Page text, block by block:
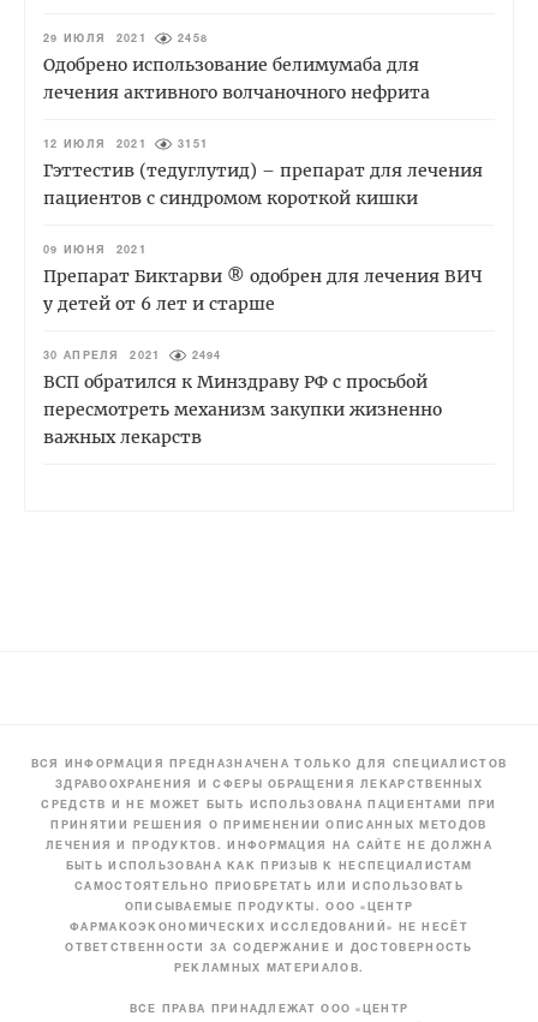
29 ИЮЛЯ 2021 2458
Одобрено использование белимумаба для
лечения активного волчаночного нефрита
12 ИЮЛЯ 2021 3151
Гэттестив (тедуглутид) – препарат для лечения
пациентов с синдромом короткой кишки
09 ИЮНЯ 2021
Препарат Биктарви ® одобрен для лечения ВИЧ
у детей от 6 лет и старше
30 АПРЕЛЯ 2021 2494
ВСП обратился к Минздраву РФ с просьбой
пересмотреть механизм закупки жизненно
важных лекарств
ВСЯ ИНФОРМАЦИЯ ПРЕДНАЗНАЧЕНА ТОЛЬКО ДЛЯ СПЕЦИАЛИСТОВ
ЗДРАВООХРАНЕНИЯ И СФЕРЫ ОБРАЩЕНИЯ ЛЕКАРСТВЕННЫХ
СРЕДСТВ И НЕ МОЖЕТ БЫТЬ ИСПОЛЬЗОВАНА ПАЦИЕНТАМИ ПРИ
ПРИНЯТИИ РЕШЕНИЯ О ПРИМЕНЕНИИ ОПИСАННЫХ МЕТОДОВ
ЛЕЧЕНИЯ И ПРОДУКТОВ. ИНФОРМАЦИЯ НА САЙТЕ НЕ ДОЛЖНА
БЫТЬ ИСПОЛЬЗОВАНА КАК ПРИЗЫВ К НЕСПЕЦИАЛИСТАМ
САМОСТОЯТЕЛЬНО ПРИОБРЕТАТЬ ИЛИ ИСПОЛЬЗОВАТЬ
ОПИСЫВАЕМЫЕ ПРОДУКТЫ. ООО «ЦЕНТР
ФАРМАКОЭКОНОМИЧЕСКИХ ИССЛЕДОВАНИЙ» НЕ НЕСЁТ
ОТВЕТСТВЕННОСТИ ЗА СОДЕРЖАНИЕ И ДОСТОВЕРНОСТЬ
РЕКЛАМНЫХ МАТЕРИАЛОВ.
ВСЕ ПРАВА ПРИНАДЛЕЖАТ ООО «ЦЕНТР